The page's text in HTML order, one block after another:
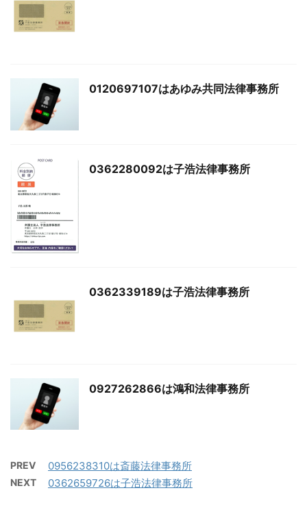
0120697107はあゆみ共同法律事務所
0362280092は子浩法律事務所
0362339189は子浩法律事務所
0927262866は鴻和法律事務所
PREV 0956238310は斎藤法律事務所
NEXT 0362659726は子浩法律事務所